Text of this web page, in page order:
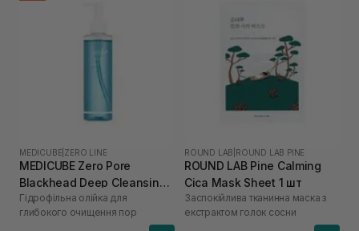
MEDICUBE ZERO LINE
MEDICUBE Zero Pore
Blackhead Deep Cleansing
Oil 205 мл
Гідрофільна олійка для
глибокого очищення пор
ROUND LAB ROUND LAB PINE
ROUND LAB Pine Calming
Cica Mask Sheet 1 шт
Заспокійлива тканинна маска з
екстрактом голок сосни